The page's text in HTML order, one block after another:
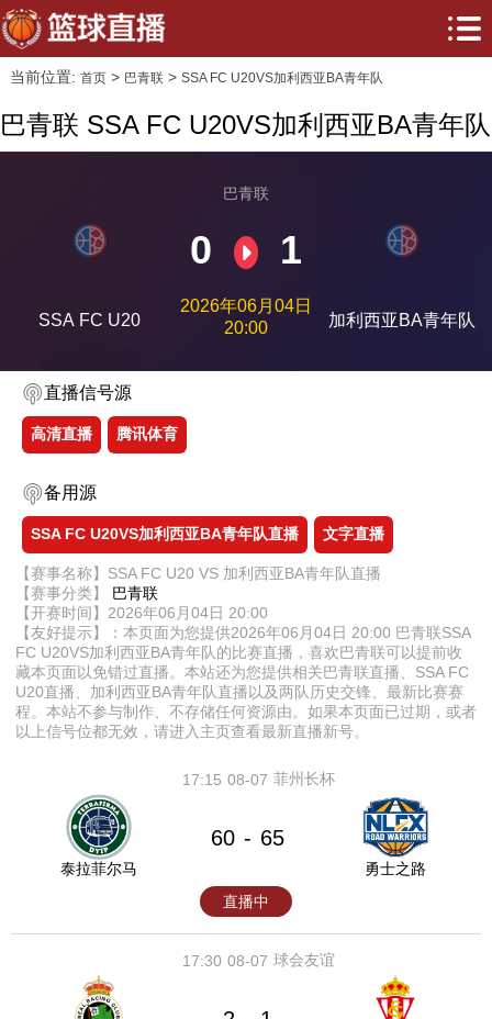
当前位置: 首页> 巴青联> SSA FC U20VS加利西亚BA青年队
巴青联 SSA FC U20VS加利西亚BA青年队
SSA FC U20
巴青联
0 1
2026年06月04日
20:00
加利西亚BA青年队
直播信号源
高清直播 腾讯体育
备用源
SSA FC U20VS加利西亚BA青年队直播 文字直播
【赛事名称】SSA FC U20 VS 加利西亚BA青年队直播
【赛事分类】 巴青联
【开赛时间】2026年06月04日 20:00
【友好提示】：本页面为您提供2026年06月04日 20:00 巴青联SSA
FC U20VS加利西亚BA青年队的比赛直播，喜欢巴青联可以提前收
藏本页面以免错过直播。本站还为您提供相关巴青联直播、SSA FC
U20直播、加利西亚BA青年队直播以及两队历史交锋、最新比赛赛
程。本站不参与制作、不存储任何资源由。如果本页面已过期，或者
以上信号位都无效，请进入主页查看最新直播新号。
08-07
17:15 菲州长杯
泰拉菲尔马
60 - 65
勇士之路
直播中
08-07
17:30 球会友谊